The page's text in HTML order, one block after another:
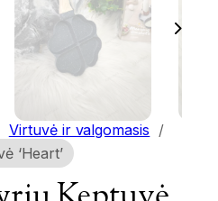
Virtuvė ir valgomasis /
‘Heart’